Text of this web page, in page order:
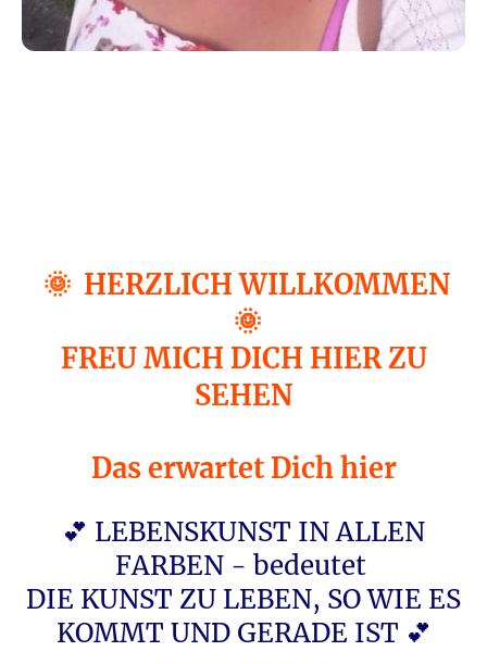
🌞 HERZLICH WILLKOMMEN
🌞
FREU MICH DICH HIER ZU
SEHEN
Das erwartet Dich hier
💕 LEBENSKUNST IN ALLEN
FARBEN - bedeutet
DIE KUNST ZU LEBEN, SO WIE ES
KOMMT UND GERADE IST 💕